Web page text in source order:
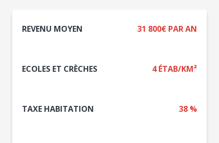
REVENU MOYEN 31 800€ PAR AN
ECOLES ET CRÈCHES 4 ÉTAB/KM²
TAXE HABITATION 38 %